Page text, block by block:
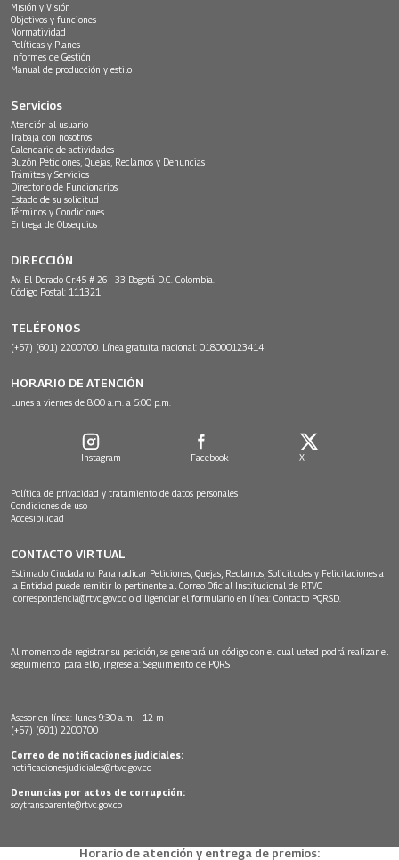
Misión y Visión
Objetivos y funciones
Normatividad
Políticas y Planes
Informes de Gestión
Manual de producción y estilo
Servicios
Atención al usuario
Trabaja con nosotros
Calendario de actividades
Buzón Peticiones, Quejas, Reclamos y Denuncias
Trámites y Servicios
Directorio de Funcionarios
Estado de su solicitud
Términos y Condiciones
Entrega de Obsequios
DIRECCIÓN
Av. El Dorado Cr.45 # 26 - 33 Bogotá D.C. Colombia.
Código Postal: 111321
TELÉFONOS
(+57) (601) 2200700. Línea gratuita nacional: 018000123414
HORARIO DE ATENCIÓN
Lunes a viernes de 8:00 a.m. a 5:00 p.m.
Instagram Facebook X
Política de privacidad y tratamiento de datos personales
Condiciones de uso
Accesibilidad
CONTACTO VIRTUAL
Estimado Ciudadano: Para radicar Peticiones, Quejas, Reclamos, Solicitudes y Felicitaciones a
la Entidad puede remitir lo pertinente al Correo Oficial Institucional de RTVC
correspondencia@rtvc.gov.co o diligenciar el formulario en línea: Contacto PQRSD.
Al momento de registrar su petición, se generará un código con el cual usted podrá realizar el
seguimiento, para ello, ingrese a: Seguimiento de PQRS
Asesor en línea: lunes 9:30 a.m. - 12 m
(+57) (601) 2200700
Correo de notificaciones judiciales:
notificacionesjudiciales@rtvc.gov.co
Denuncias por actos de corrupción:
soytransparente@rtvc.gov.co
Horario de atención y entrega de premios: